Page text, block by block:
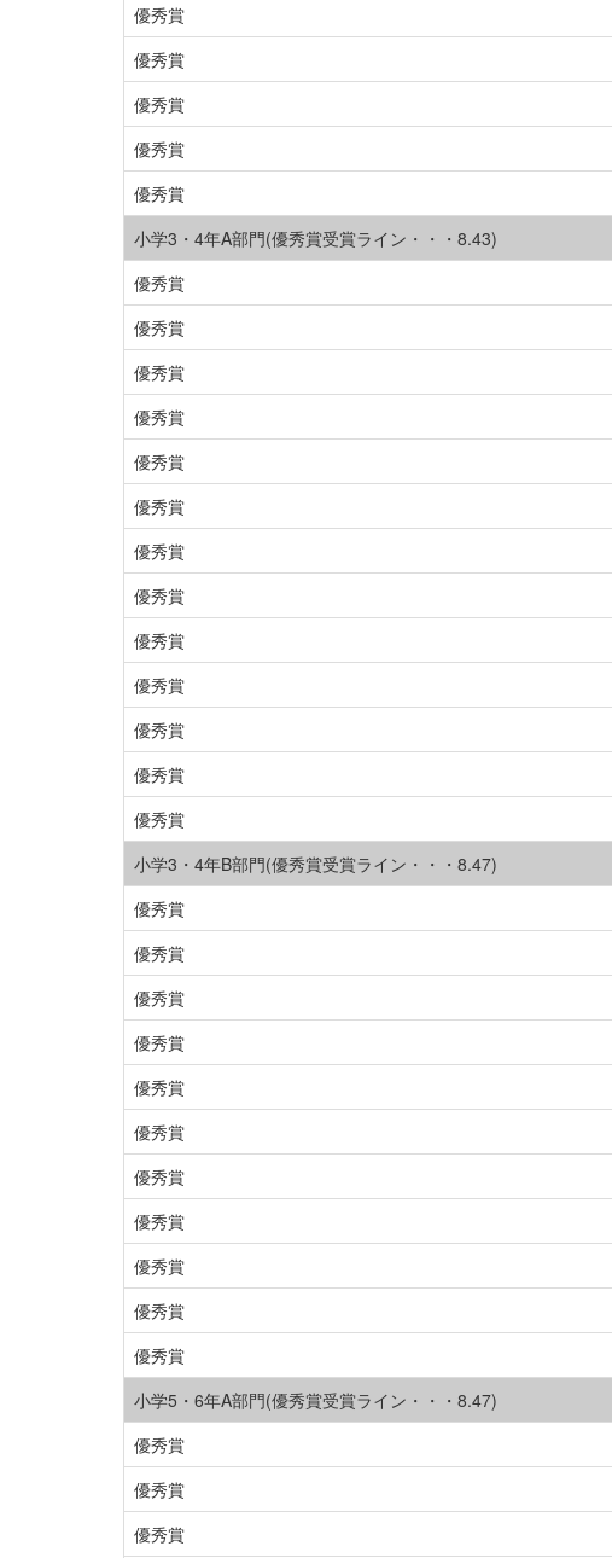
優秀賞
優秀賞
優秀賞
優秀賞
優秀賞
小学3・4年A部門(優秀賞受賞ライン・・・8.43)
優秀賞
優秀賞
優秀賞
優秀賞
優秀賞
優秀賞
優秀賞
優秀賞
優秀賞
優秀賞
優秀賞
優秀賞
優秀賞
小学3・4年B部門(優秀賞受賞ライン・・・8.47)
優秀賞
優秀賞
優秀賞
優秀賞
優秀賞
優秀賞
優秀賞
優秀賞
優秀賞
優秀賞
優秀賞
小学5・6年A部門(優秀賞受賞ライン・・・8.47)
優秀賞
優秀賞
優秀賞